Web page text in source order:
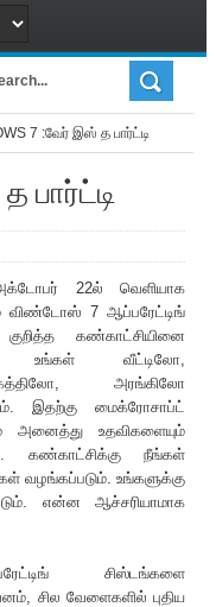
7 :வேர் இஸ் த பார்ட்டி
பார்ட்டி
22ல் வெளியாக
விண்டோஸ் 7 ஆப்பரேட்டிங்
கண்காட்சியினை
உங்கள் வீட்டிலோ,
அரங்கிலோ
இதற்கு மைக்ரோசாப்ட்
அனைத்து உதவிகளையும்
கண்காட்சிக்கு நீங்கள்
வழங்கப்படும். உங்களுக்கு
என்ன ஆச்சரியாமாக
சிஸ்டங்களை
சில வேளைகளில் புதிய